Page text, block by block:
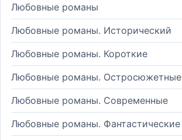
Любовные романы
Любовные романы. Исторический
Любовные романы. Короткие
Любовные романы. Остросюжетные
Любовные романы. Современные
Любовные романы. Фантастические